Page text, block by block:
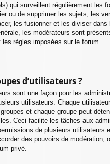
qui surveillent régulièrement les
ou de supprimer les sujets, les
les fusionner et les diviser dans
les modérateurs sont
règles imposées sur le forum.
d’utilisateurs ?
sont une façon pour les
utilisateurs. Chaque
et chaque groupe peut
Ceci facilite les tâches aux
de plusieurs utilisateurs
des pouvoirs de modération,
privé.